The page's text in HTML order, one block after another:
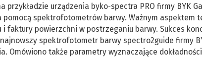
przykładzie urządzenia byko-spectra PRO firmy BYK
spektrofotometrów barwy. Ważnym aspektem
faktury powierzchni w postrzeganiu barwy. Sukces
spektrofotometr barwy spectro2guide firmy
Omówiono także parametry wyznaczające